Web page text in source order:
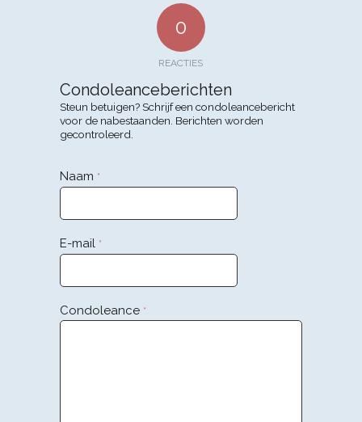
0
REACTIES
Condoleanceberichten
Steun betuigen? Schrijf een condoleancebericht
voor de nabestaanden. Berichten worden
gecontroleerd.
Naam *
E-mail *
Condoleance *